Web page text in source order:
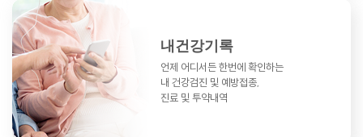
내건강기록
언제 어디서든 한번에 확인하는
내 건강검진 및 예방접종,
진료 및 투약내역